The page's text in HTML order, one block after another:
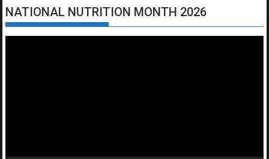
NATIONAL NUTRITION MONTH 2026